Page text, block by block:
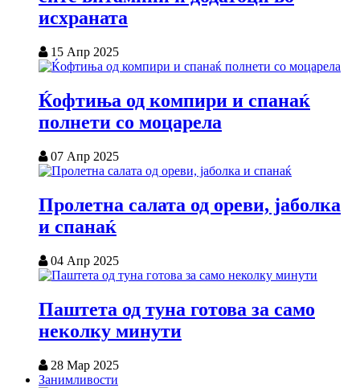
исхраната
15 Апр 2025
Ќофтиња од компири и спанаќ
полнети со моцарела
07 Апр 2025
Пролетна салата од ореви, јаболка
и спанаќ
04 Апр 2025
Паштета од туна готова за само
неколку минути
28 Мар 2025
Занимливости